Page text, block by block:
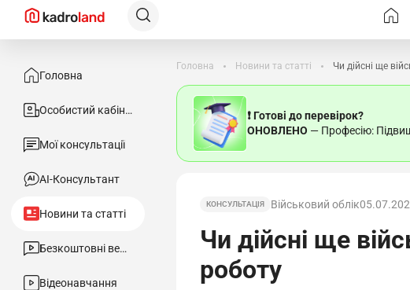
Головна
Особистий кабінет
Мої консультації
АІ-Консультант
Новини та статті
Безкоштовні вебінари
Відеонавчання
Головна Новини та статті Чи дійсні ще
❗ Готові до перевірок?
ОНОВЛЕНО — Професію:
КОНСУЛЬТАЦІЯ Військовий облік
Чи дійсні ще
роботу